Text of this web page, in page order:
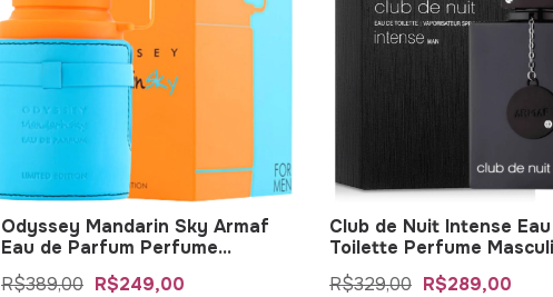
Odyssey Mandarin Sky Armaf
Eau de Parfum Perfume
Masculino
R$389,00 R$249,00
Club de Nuit Intense
Toilette Perfume
R$329,00 R$289,00